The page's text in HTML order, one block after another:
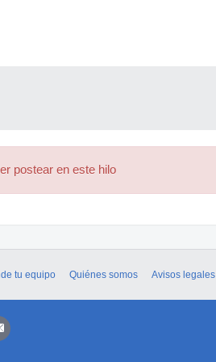
postear en este hilo
tu equipo Quiénes somos Avisos legales